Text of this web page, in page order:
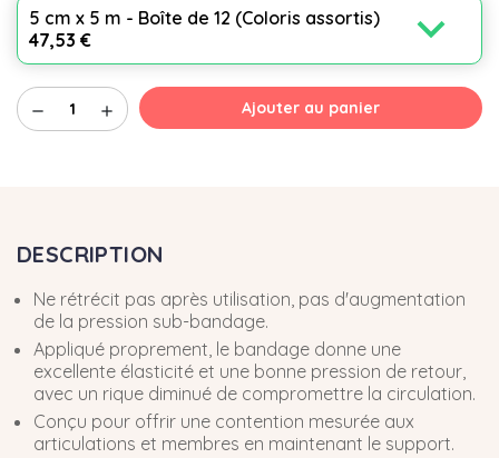
5 cm x 5 m - Boîte de 12 (Coloris assortis)
47,53 €
expand_more
remove add Ajouter au panier
DESCRIPTION
Ne rétrécit pas après utilisation, pas d'augmentation
de la pression sub-bandage.
Appliqué proprement, le bandage donne une
excellente élasticité et une bonne pression de retour,
avec un rique diminué de compromettre la circulation.
Conçu pour offrir une contention mesurée aux
articulations et membres en maintenant le support.